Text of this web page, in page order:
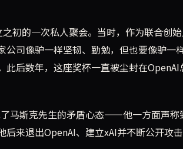
的一次私人聚会。当时，作为联合创
司像驴一样坚韧、勤勉，但也要像驴一
后数年，这座奖杯一直被尘封在OpenAI
马斯克先生的矛盾心态——他一方面声称
来退出OpenAI、建立xAI并不断公开攻